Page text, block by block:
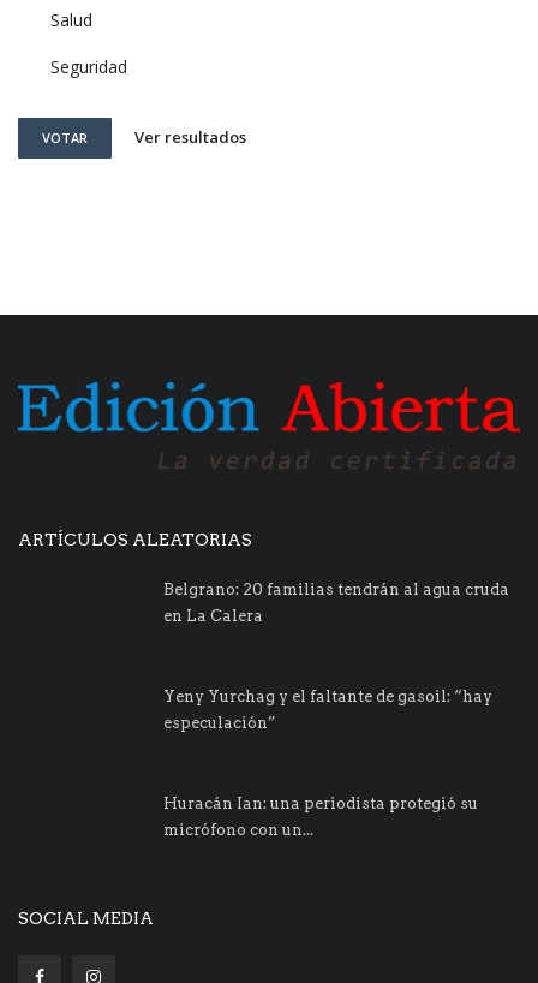
Salud
Seguridad
VOTAR Ver resultados
ARTÍCULOS ALEATORIAS
Belgrano: 20 familias tendrán al agua cruda
en La Calera
Yeny Yurchag y el faltante de gasoil: “hay
especulación”
Huracán Ian: una periodista protegió su
micrófono con un...
SOCIAL MEDIA